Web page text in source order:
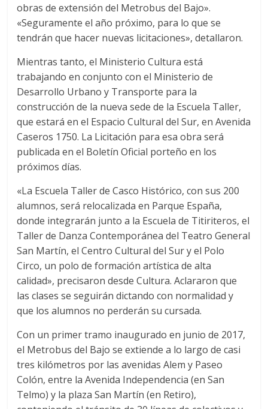
obras de extensión del Metrobus del Bajo».
«Seguramente el año próximo, para lo que se
tendrán que hacer nuevas licitaciones», detallaron.
Mientras tanto, el Ministerio Cultura está
trabajando en conjunto con el Ministerio de
Desarrollo Urbano y Transporte para la
construcción de la nueva sede de la Escuela Taller,
que estará en el Espacio Cultural del Sur, en Avenida
Caseros 1750. La Licitación para esa obra será
publicada en el Boletín Oficial porteño en los
próximos días.
«La Escuela Taller de Casco Histórico, con sus 200
alumnos, será relocalizada en Parque España,
donde integrarán junto a la Escuela de Titiriteros, el
Taller de Danza Contemporánea del Teatro General
San Martín, el Centro Cultural del Sur y el Polo
Circo, un polo de formación artística de alta
calidad», precisaron desde Cultura. Aclararon que
las clases se seguirán dictando con normalidad y
que los alumnos no perderán su cursada.
Con un primer tramo inaugurado en junio de 2017,
el Metrobus del Bajo se extiende a lo largo de casi
tres kilómetros por las avenidas Alem y Paseo
Colón, entre la Avenida Independencia (en San
Telmo) y la plaza San Martín (en Retiro),